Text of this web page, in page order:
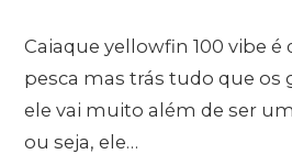
Caiaque yellowfin 100 vibe é
pesca mas trás tudo que os
ele vai muito além de ser
ou seja, ele…